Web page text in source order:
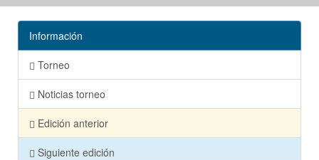
Información
Torneo
Noticias torneo
Edición anterior
Siguiente edición